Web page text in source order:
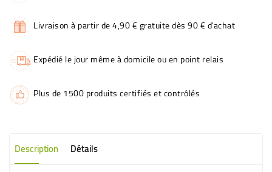
Livraison à partir de 4,90 € gratuite dès 90 € d'achat
Expédié le jour même à domicile ou en point relais
Plus de 1500 produits certifiés et contrôlés
Description Détails